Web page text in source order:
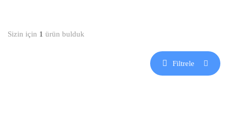
Sizin için 1 ürün bulduk
Filtrele